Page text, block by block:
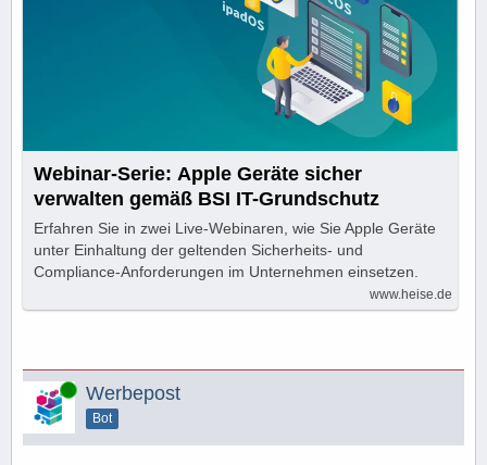
Webinar-Serie: Apple Geräte sicher
verwalten gemäß BSI IT-Grundschutz
Erfahren Sie in zwei Live-Webinaren, wie Sie Apple Geräte
unter Einhaltung der geltenden Sicherheits- und
Compliance-Anforderungen im Unternehmen einsetzen.
www.heise.de
Online Werbepost
Bot